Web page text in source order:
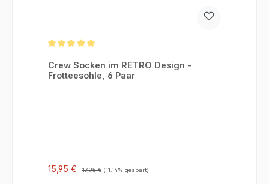
Crew Socken im RETRO Design -
Frotteesohle, 6 Paar
Verkaufspreis:
15,95 € 17,95 € (11.14% gespart)